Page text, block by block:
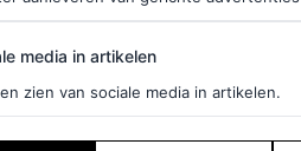
in artikelen
media in artikelen
zien van sociale media in artikelen.